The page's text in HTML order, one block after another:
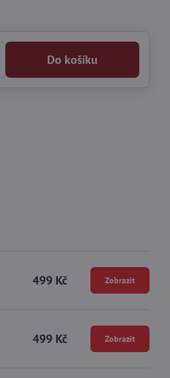
Do košíku
499 Kč Zobrazit
499 Kč Zobrazit